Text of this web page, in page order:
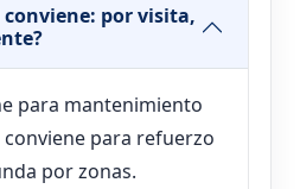
por visita,
para mantenimiento
para refuerzo
por zonas.